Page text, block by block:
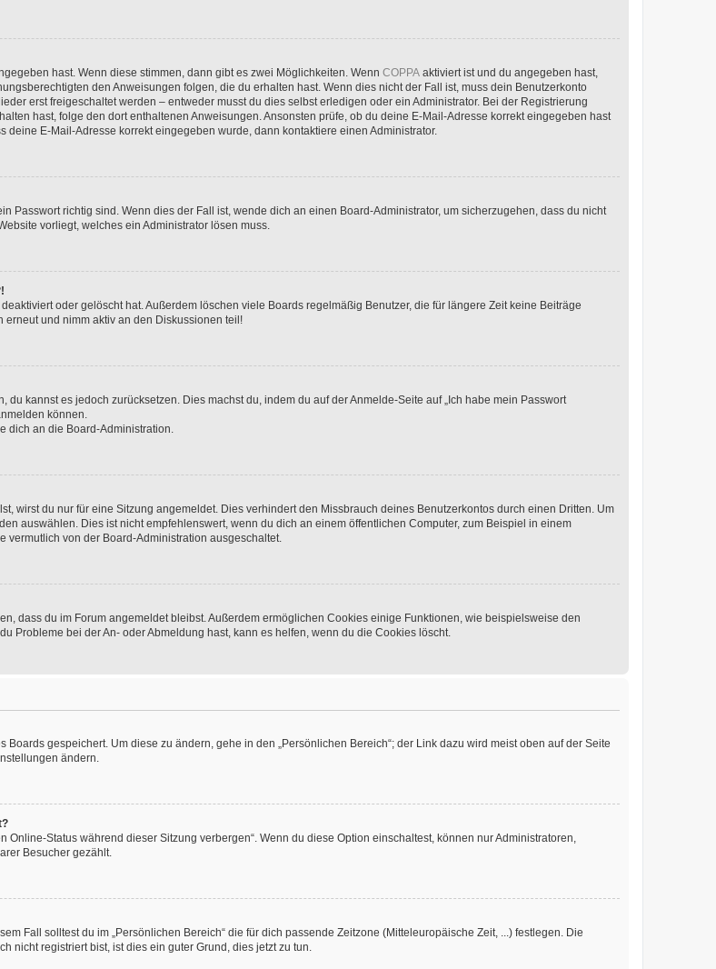
hast. Wenn diese stimmen, dann gibt es zwei Möglichkeiten. Wenn COPPA aktiviert ist und du angegeben hast,
den Anweisungen folgen, die du erhalten hast. Wenn dies nicht der Fall ist, muss dein Benutzerkonto
erst freigeschaltet werden – entweder musst du dies selbst erledigen oder ein Administrator. Bei der Registrierung
hast, folge den dort enthaltenen Anweisungen. Ansonsten prüfe, ob du deine E-Mail-Adresse korrekt eingegeben hast
E-Mail-Adresse korrekt eingegeben wurde, dann kontaktiere einen Administrator.
Passwort richtig sind. Wenn dies der Fall ist, wende dich an einen Board-Administrator, um sicherzugehen, dass du nicht
vorliegt, welches ein Administrator lösen muss.
oder gelöscht hat. Außerdem löschen viele Boards regelmäßig Benutzer, die für längere Zeit keine Beiträge
und nimm aktiv an den Diskussionen teil!
kannst es jedoch zurücksetzen. Dies machst du, indem du auf der Anmelde-Seite auf „Ich habe mein Passwort
können.
dich an die Board-Administration.
wirst du nur für eine Sitzung angemeldet. Dies verhindert den Missbrauch deines Benutzerkontos durch einen Dritten. Um
auswählen. Dies ist nicht empfehlenswert, wenn du dich an einem öffentlichen Computer, zum Beispiel in einem
vermutlich von der Board-Administration ausgeschaltet.
dass du im Forum angemeldet bleibst. Außerdem ermöglichen Cookies einige Funktionen, wie beispielsweise den
Probleme bei der An- oder Abmeldung hast, kann es helfen, wenn du die Cookies löscht.
gespeichert. Um diese zu ändern, gehe in den „Persönlichen Bereich“; der Link dazu wird meist oben auf der Seite
ändern.
Status während dieser Sitzung verbergen“. Wenn du diese Option einschaltest, können nur Administratoren,
Besucher gezählt.
Fall solltest du im „Persönlichen Bereich“ die für dich passende Zeitzone (Mitteleuropäische Zeit, ...) festlegen. Die
nicht registriert bist, ist dies ein guter Grund, dies jetzt zu tun.